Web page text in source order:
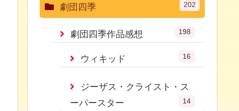
劇団四季 202
劇団四季作品感想 198
ウィキッド 16
ジーザス・クライスト・ス
ーパースター
14